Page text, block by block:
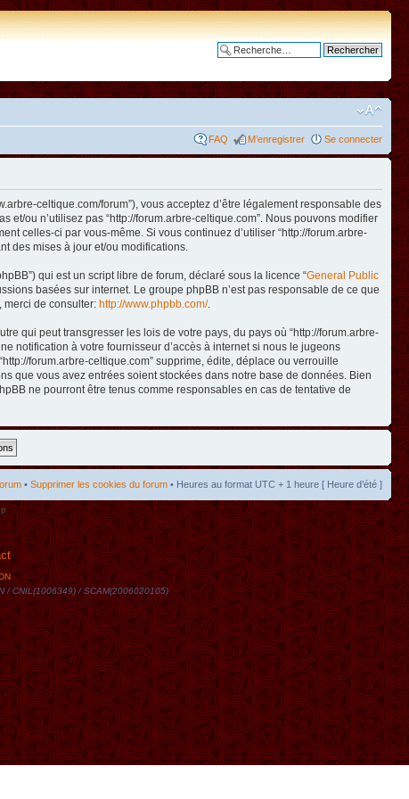
FAQ M’enregistrer Se connecter
celtique.com/forum”), vous acceptez d’être légalement responsable des
ou n’utilisez pas “http://forum.arbre-celtique.com”. Nous pouvons modifier
celles-ci par vous-même. Si vous continuez d’utiliser “http://forum.arbre-
des mises à jour et/ou modifications.
qui est un script libre de forum, déclaré sous la licence “General Public
basées sur internet. Le groupe phpBB n’est pas responsable de ce que
merci de consulter: http://www.phpbb.com/.
qui peut transgresser les lois de votre pays, du pays où “http://forum.arbre-
notification à votre fournisseur d’accès à internet si nous le jugeons
forum.arbre-celtique.com” supprime, édite, déplace ou verrouille
que vous avez entrées soient stockées dans notre base de données. Bien
ne pourront être tenus comme responsables en cas de tentative de
• Supprimer les cookies du forum • Heures au format UTC + 1 heure [ Heure d’été ]
/ CNIL(1006349) / SCAM(2006020105)